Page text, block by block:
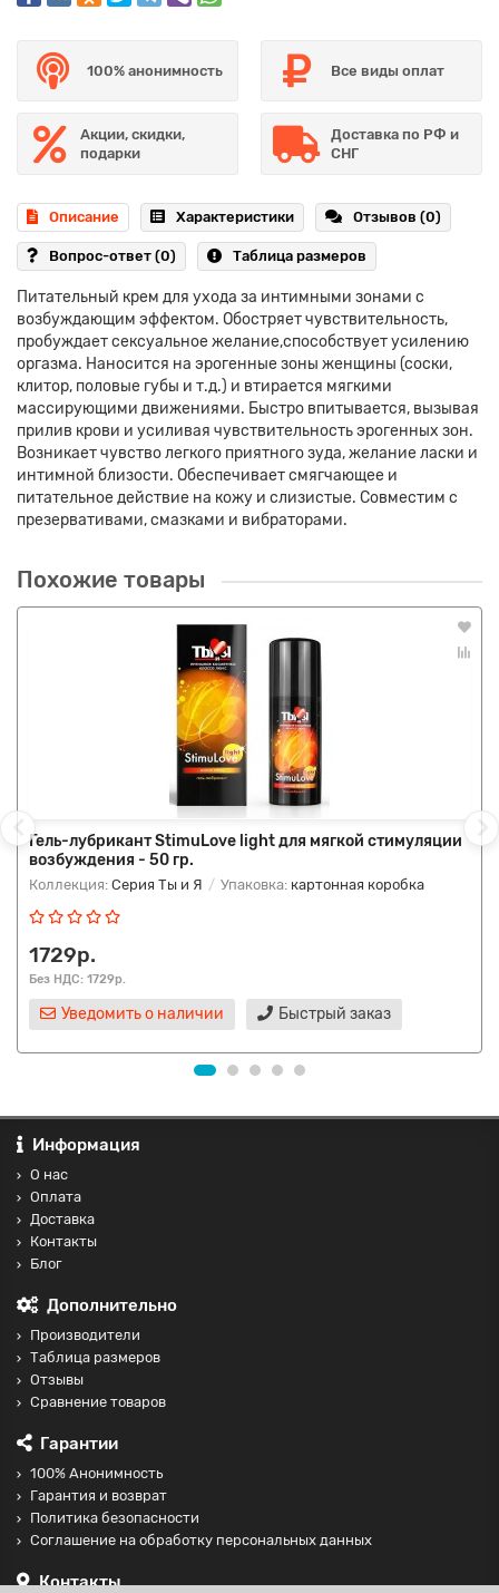
100% анонимность Все виды оплат
Акции, скидки,
подарки
Доставка по РФ и
СНГ
Описание Характеристики Отзывов (0)
Вопрос-ответ (0) Таблица размеров
Питательный крем для ухода за интимными зонами с
возбуждающим эффектом. Обостряет чувствительность,
пробуждает сексуальное желание,способствует усилению
оргазма. Наносится на эрогенные зоны женщины (соски,
клитор, половые губы и т.д.) и втирается мягкими
массирующими движениями. Быстро впитывается, вызывая
прилив крови и усиливая чувствительность эрогенных зон.
Возникает чувство легкого приятного зуда, желание ласки и
интимной близости. Обеспечивает смягчающее и
питательное действие на кожу и слизистые. Совместим с
презервативами, смазками и вибраторами.
Похожие товары
Гель-лубрикант StimuLove light для мягкой стимуляции
возбуждения - 50 гр.
Коллекция: Серия Ты и Я Упаковка: картонная коробка
1729р.
Без НДС: 1729р.
Уведомить о наличии Быстрый заказ
Информация
О нас
Оплата
Доставка
Контакты
Блог
Дополнительно
Производители
Таблица размеров
Отзывы
Сравнение товаров
Гарантии
100% Анонимность
Гарантия и возврат
Политика безопасности
Соглашение на обработку персональных данных
Контакты